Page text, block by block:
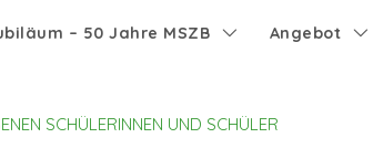
– 50 Jahre MSZB Angebot
SCHÜLERINNEN UND SCHÜLER